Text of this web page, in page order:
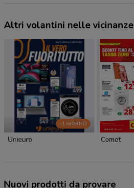
Altri volantini nelle vicinanze
-1 GIORNO
Unieuro Comet
Nuovi prodotti da provare